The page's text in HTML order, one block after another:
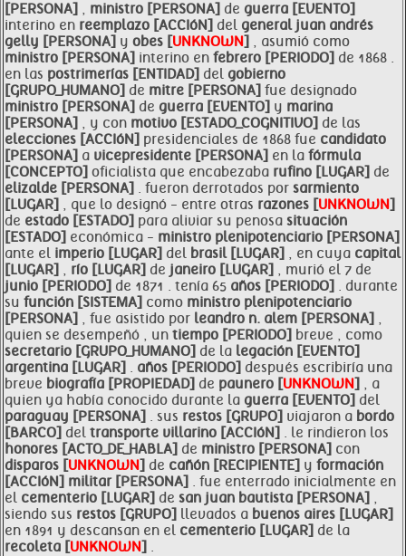
[PERSONA] , ministro [PERSONA] de guerra [EVENTO]
interino en reemplazo [ACCIóN] del general juan andrés
gelly [PERSONA] y obes [UNKNOWN] , asumió como
ministro [PERSONA] interino en febrero [PERIODO] de 1868 .
en las postrimerías [ENTIDAD] del gobierno
[GRUPO_HUMANO] de mitre [PERSONA] fue designado
ministro [PERSONA] de guerra [EVENTO] y marina
[PERSONA] , y con motivo [ESTADO_COGNITIVO] de las
elecciones [ACCIóN] presidenciales de 1868 fue candidato
[PERSONA] a vicepresidente [PERSONA] en la fórmula
[CONCEPTO] oficialista que encabezaba rufino [LUGAR] de
elizalde [PERSONA] . fueron derrotados por sarmiento
[LUGAR] , que lo designó - entre otras razones [UNKNOWN]
de estado [ESTADO] para aliviar su penosa situación
[ESTADO] económica - ministro plenipotenciario [PERSONA]
ante el imperio [LUGAR] del brasil [LUGAR] , en cuya capital
[LUGAR] , río [LUGAR] de janeiro [LUGAR] , murió el 7 de
junio [PERIODO] de 1871 . tenía 65 años [PERIODO] . durante
su función [SISTEMA] como ministro plenipotenciario
[PERSONA] , fue asistido por leandro n. alem [PERSONA] ,
quien se desempeñó , un tiempo [PERIODO] breve , como
secretario [GRUPO_HUMANO] de la legación [EVENTO]
argentina [LUGAR] . años [PERIODO] después escribiría una
breve biografía [PROPIEDAD] de paunero [UNKNOWN] , a
quien ya había conocido durante la guerra [EVENTO] del
paraguay [PERSONA] . sus restos [GRUPO] viajaron a bordo
[BARCO] del transporte villarino [ACCIóN] . le rindieron los
honores [ACTO_DE_HABLA] de ministro [PERSONA] con
disparos [UNKNOWN] de cañón [RECIPIENTE] y formación
[ACCIóN] militar [PERSONA] . fue enterrado inicialmente en
el cementerio [LUGAR] de san juan bautista [PERSONA] ,
siendo sus restos [GRUPO] llevados a buenos aires [LUGAR]
en 1891 y descansan en el cementerio [LUGAR] de la
recoleta [UNKNOWN] .